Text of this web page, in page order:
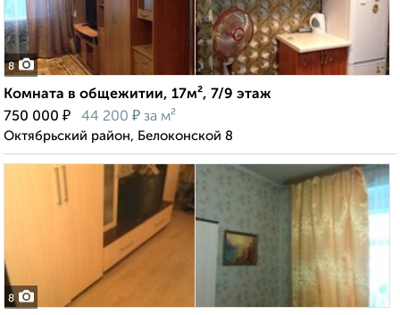
8
Комната в общежитии, 17м², 7/9 этаж
750 000 ₽ 44 200 ₽ за м²
Октябрьский район, Белоконской 8
8